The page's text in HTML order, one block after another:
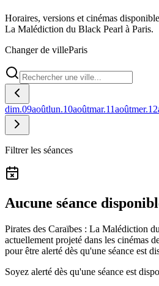
Horaires, versions et cinémas
La Malédiction du Black Pearl à Paris.
Changer de villeParis
dim.09aoûtlun.10aoûtmar.11aoûtmer.12
Filtrer les séances
Aucune séance
Pirates des Caraïbes : La Malédiction
actuellement projeté dans les cinémas
pour être alerté dès qu'une séance est
Soyez alerté dès qu'une séance est